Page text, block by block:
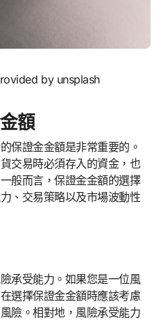
by unsplash
額
保證金金額是非常重要的。
交易時必須存入的資金，也
般而言，保證金金額的選擇
、交易策略以及市場波動性
承受能力。如果您是一位風
選擇保證金金額時應該考慮
險。相對地，風險承受能力